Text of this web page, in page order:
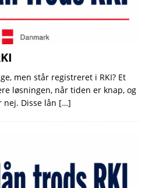
men står registreret i RKI? Et
løsningen, når tiden er knap, og
Disse lån […]